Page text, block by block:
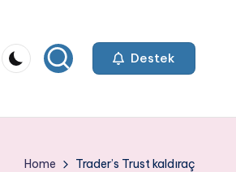
Destek
Home Trader’s Trust kaldıraç